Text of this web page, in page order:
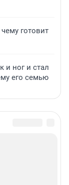
готовит
и ног и стал
его семью